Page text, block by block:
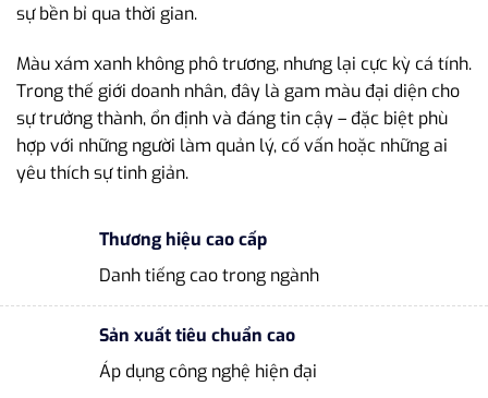
sự bền bỉ qua thời gian.
Màu xám xanh không phô trương, nhưng lại cực kỳ cá tính.
Trong thế giới doanh nhân, đây là gam màu đại diện cho
sự trưởng thành, ổn định và đáng tin cậy – đặc biệt phù
hợp với những người làm quản lý, cố vấn hoặc những ai
yêu thích sự tinh giản.
Thương hiệu cao cấp
Danh tiếng cao trong ngành
Sản xuất tiêu chuẩn cao
Áp dụng công nghệ hiện đại